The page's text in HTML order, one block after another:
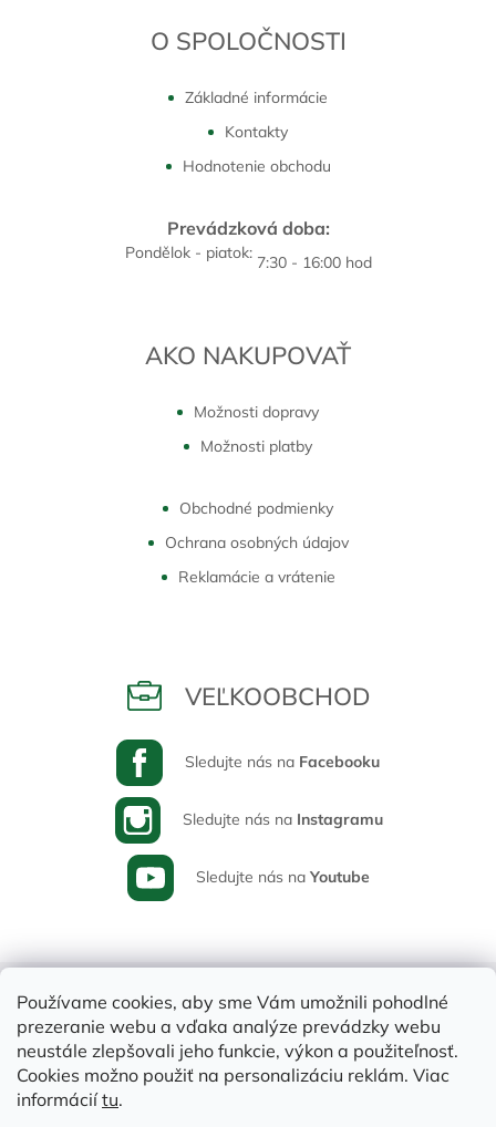
Používame cookies, aby sme Vám umožnili pohodlné
prezeranie webu a vďaka analýze prevádzky webu
neustále zlepšovali jeho funkcie, výkon a použiteľnosť.
Cookies možno použiť na personalizáciu reklám. Viac
informáciítu.
O SPOLOČNOSTI
Základné informácie
Kontakty
Hodnotenie obchodu
Prevádzková doba:
Pondělok - piatok: 7:30 - 16:00 hod
AKO NAKUPOVAŤ
Možnosti dopravy
Možnosti platby
Obchodné podmienky
Ochrana osobných údajov
Reklamácie a vrátenie
VEĽKOOBCHOD
Sledujte nás na Facebooku
Sledujte nás na Instagramu
Sledujte nás na Youtube